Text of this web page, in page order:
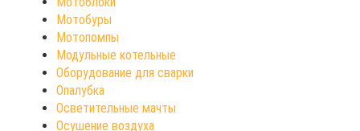
Мотобуры
Мотопомпы
Модульные котельные
Оборудование для сварки
Опалубка
Осветительные мачты
Осушение воздуха